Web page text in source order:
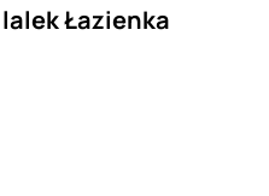
Łazienka